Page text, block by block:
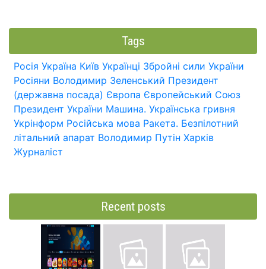
Tags
Росія Україна Київ Українці Збройні сили України
Росіяни Володимир Зеленський Президент
(державна посада) Європа Європейський Союз
Президент України Машина. Українська гривня
Укрінформ Російська мова Ракета. Безпілотний
літальний апарат Володимир Путін Харків
Журналіст
Recent posts